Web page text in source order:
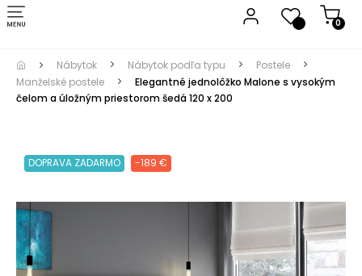
0
Toggle navigation
Nábytok Nábytok podľa typu
Postele
Manželské postele
Elegantné jednolôžko Malone s vysokým
čelom a úložným priestorom šedá 120 x 200
DOPRAVA ZADARMO -189 €